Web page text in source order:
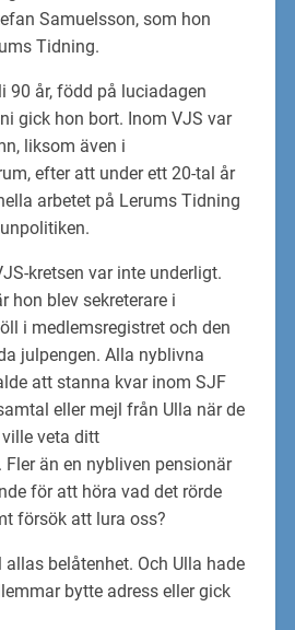
Samuelsson, som hon
Tidning.
90 år, född på luciadagen
gick hon bort. Inom VJS var
liksom även i
efter att under ett 20-tal år
arbetet på Lerums Tidning
kretsen var inte underligt.
hon blev sekreterare i
i medlemsregistret och den
julpengen. Alla nyblivna
att stanna kvar inom SJF
eller mejl från Ulla när de
veta ditt
än en nybliven pensionär
för att höra vad det rörde
försök att lura oss?
belåtenhet. Och Ulla hade
bytte adress eller gick